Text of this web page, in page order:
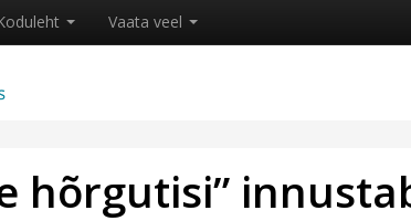
Vaata veel
hõrgutisi”